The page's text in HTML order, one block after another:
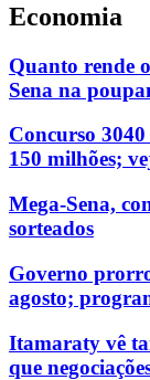
Economia
Quanto rende
Sena na
Concurso
150 milhões;
Mega-Sena,
sorteados
Governo
agosto;
Itamaraty vê
que